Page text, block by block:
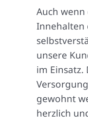
Auch
Innehalten
unsere
im Einsatz.
gewohnt
herzlich